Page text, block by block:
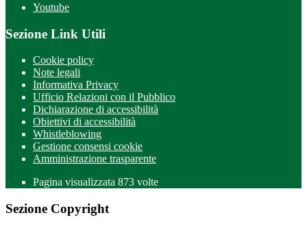
Youtube
Sezione Link Utili
Cookie policy
Note legali
Informativa Privacy
Ufficio Relazioni con il Pubblico
Dichiarazione di accessibilità
Obiettivi di accessibilità
Whistleblowing
Gestione consensi cookie
Amministrazione trasparente
Pagina visualizzata 873 volte
Sezione Copyright